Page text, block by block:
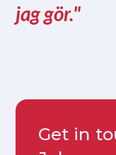
jag gör."
Get in